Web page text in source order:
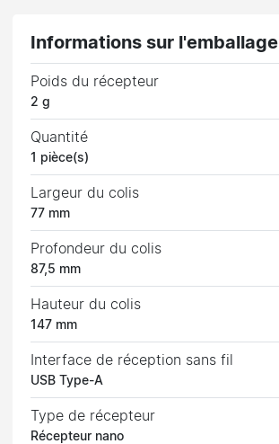
Informations sur l'emballage
Poids du récepteur
2 g
Quantité
1 pièce(s)
Largeur du colis
77 mm
Profondeur du colis
87,5 mm
Hauteur du colis
147 mm
Interface de réception sans fil
USB Type-A
Type de récepteur
Récepteur nano